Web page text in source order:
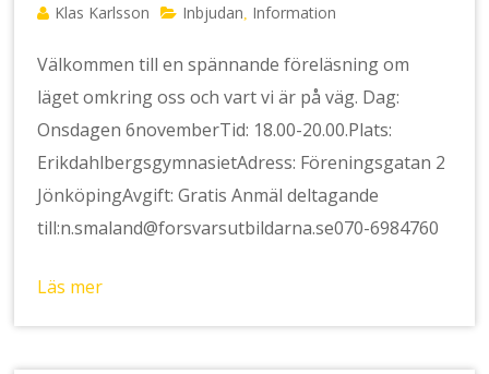
Klas Karlsson Inbjudan Information
Välkommen till en spännande föreläsning om
läget omkring oss och vart vi är på väg. Dag:
Onsdagen 6novemberTid: 18.00-20.00.Plats:
ErikdahlbergsgymnasietAdress: Föreningsgatan 2
JönköpingAvgift: Gratis Anmäl deltagande
till:n.smaland@forsvarsutbildarna.se070-6984760
Läs mer